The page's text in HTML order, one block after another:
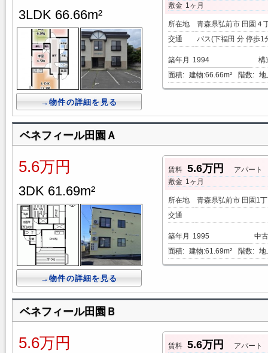
3LDK 66.66m²
→物件の詳細を見る
敷金 1ヶ月
所在地
青森県弘前市 田園４
交通
バス(下福田 分 停歩1
築年月 1994
構
面積: 建物:66.66m² 階数: 地
ベネフィール田園Ａ
5.6万円
3DK 61.69m²
→物件の詳細を見る
賃料 5.6万円
アパート
敷金 1ヶ月
所在地
青森県弘前市 田園1
交通
築年月 1995
中
面積: 建物:61.69m² 階数: 地
ベネフィール田園Ｂ
5.6万円 賃料 5.6万円
アパート